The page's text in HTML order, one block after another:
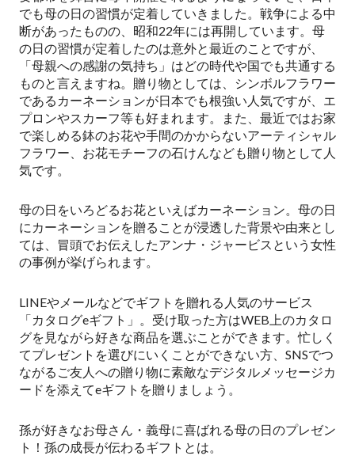
でも母の日の習慣が定着していきました。戦争による中
断があったものの、昭和22年には再開しています。母
の日の習慣が定着したのは意外と最近のことですが、
「母親への感謝の気持ち」はどの時代や国でも共通する
ものと言えますね。贈り物としては、シンボルフラワー
であるカーネーションが日本でも根強い人気ですが、エ
プロンやスカーフ等も好まれます。また、最近ではお家
で楽しめる鉢のお花や手間のかからないアーティシャル
フラワー、お花モチーフの石けんなども贈り物として人
気です。
母の日をいろどるお花といえばカーネーション。母の日
にカーネーションを贈ることが浸透した背景や由来とし
ては、冒頭でお伝えしたアンナ・ジャービスという女性
の事例が挙げられます。
LINEやメールなどでギフトを贈れる人気のサービス
「カタログeギフト」。受け取った方はWEB上のカタロ
グを見ながら好きな商品を選ぶことができます。忙しく
てプレゼントを選びにいくことができない方、SNSでつ
ながるご友人への贈り物に素敵なデジタルメッセージカ
ードを添えてeギフトを贈りましょう。
孫が好きなお母さん・義母に喜ばれる母の日のプレゼン
ト！孫の成長が伝わるギフトとは。